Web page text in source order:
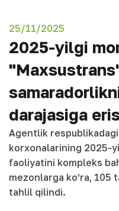
25/11/2025
2025-yilgi
darajasiga
Agentlik
korxonalarining 2025-
faoliyatini kompleks
mezonlarga ko‘ra,
tahlil qilindi.